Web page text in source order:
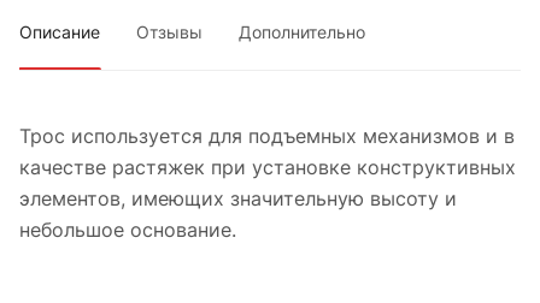
Описание Отзывы Дополнительно
Трос используется для подъемных механизмов и в
качестве растяжек при установке конструктивных
элементов, имеющих значительную высоту и
небольшое основание.